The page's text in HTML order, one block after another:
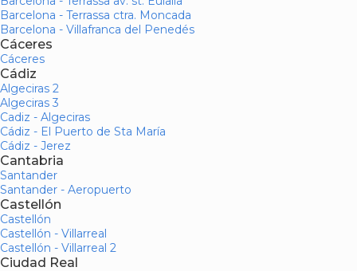
Barcelona - Terrassa ctra. Moncada
Barcelona - Villafranca del Penedés
Cáceres
Cáceres
Cádiz
Algeciras 2
Algeciras 3
Cadiz - Algeciras
Cádiz - El Puerto de Sta María
Cádiz - Jerez
Cantabria
Santander
Santander - Aeropuerto
Castellón
Castellón
Castellón - Villarreal
Castellón - Villarreal 2
Ciudad Real